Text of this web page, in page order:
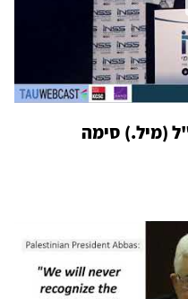
(מיל.) סימה